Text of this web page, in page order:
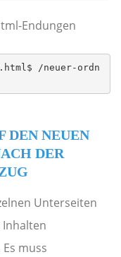
Endungen
/neuer-ordn
DEN NEUEN
DER
Unterseiten
muss